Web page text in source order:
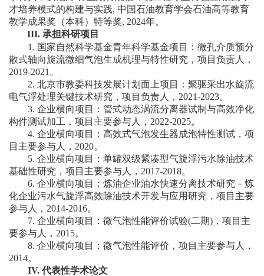
合
作
流
才培养模式的构建与实践, 中国石油教育学会石油高等教育
教学成果奖（本科）特等奖, 2024年。
III. 承担科研项目
1. 国家自然科学基金青年科学基金项目：微孔介质预分
散式轴向旋流微细气泡生成机理与特性研究，项目负责人，
2019-2021 。
2. 北京市教委科技发展计划面上项目：聚驱采出水旋流
电气浮处理关键技术研究，项目负责人， 2021-2023。
3. 企业横向项目：管式动态涡流分离器试制与高效净化
构件测试加工，项目主要参与人， 2022-2025。
4. 企业横向项目：高效式气泡发生器成泡特性测试，项
目主要参与人， 2020。
5. 企业横向项目：单罐双级紧凑型气旋浮污水除油技术
基础性研究，项目主要参与人， 2017-2018。
6. 企业横向项目：炼油企业油水快速分离技术研究－炼
化企业污水气旋浮高效除油技术开发与应用研究，项目主要
参与人， 2014-2016。
7. 企业横向项目：微气泡性能评价试验(二期) ，项目主
要参与人， 2015。
8. 企业横向项目：微气泡性能评价，项目主要参与人，
2014。
IV. 代表性学术论文